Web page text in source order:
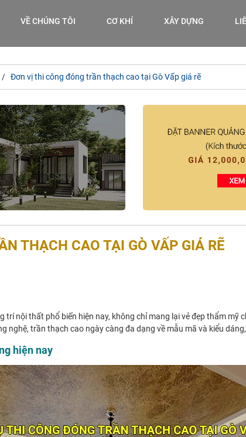
VỀ CHÚNG TÔI CƠ KHÍ XÂY DỰNG
Đơn vị thi công đóng trần thạch cao tại Gò Vấp giá rẽ
THẠCH CAO TẠI GÒ VẤP GIÁ RẼ
trí nội thất phổ biến hiện nay, không chỉ mang lại vẻ đẹp thẩm mỹ
nghệ, trần thạch cao ngày càng đa dạng về mẫu mã và kiểu
hiện nay